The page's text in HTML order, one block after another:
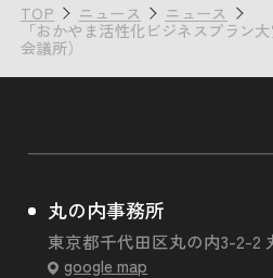
TOP ニュース ニュース
「おかやま活性化ビジネスプラン
会議所）
丸の内事務所
東京都千代田区丸の内3-2-2
google map